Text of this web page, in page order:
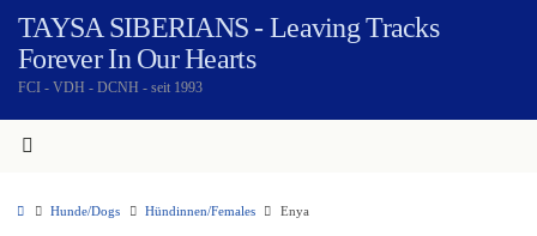
TAYSA SIBERIANS - Leaving Tracks
Forever In Our Hearts
FCI - VDH - DCNH - seit 1993
Hunde/Dogs Hündinnen/Females Enya